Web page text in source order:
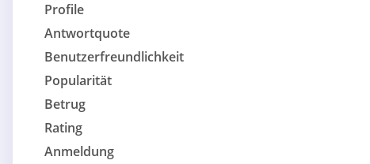
Profile
Antwortquote
Benutzerfreundlichkeit
Popularität
Betrug
Rating
Anmeldung